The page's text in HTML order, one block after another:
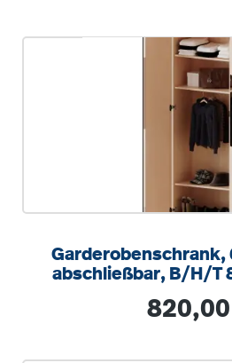
Garderobenschrank,
abschließbar, B/H/T
Regulärer